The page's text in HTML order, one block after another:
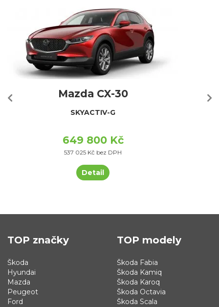
Mazda CX-30
SKYACTIV-G
649 800 Kč
537 025 Kč bez DPH
Detail
TOP značky
Škoda
Hyundai
Mazda
Peugeot
Ford
TOP modely
Škoda Fabia
Škoda Kamiq
Škoda Karoq
Škoda Octavia
Škoda Scala